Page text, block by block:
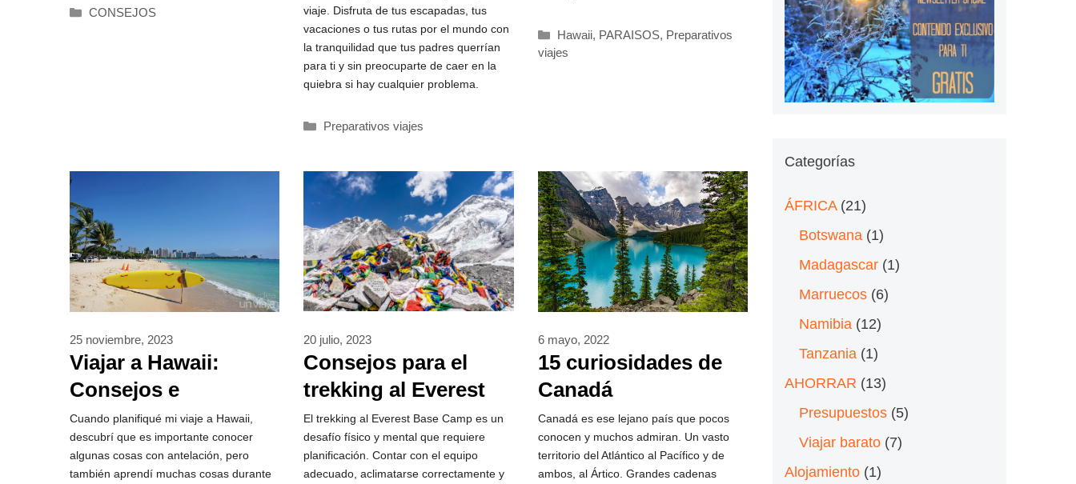
Categorías
CONSEJOS
viaje. Disfruta de tus escapadas, tus
vacaciones o tus rutas por el mundo con
la tranquilidad que tus padres querrían
para ti y sin preocuparte de caer en la
quiebra si hay cualquier problema.
Categorías
Preparativos viajes
Categorías
Hawaii, PARAISOS, Preparativos
viajes
Viajar a Hawaii:
Consejos e
información **2026**
25 noviembre, 2023
Cuando planifiqué mi viaje a Hawaii,
descubrí que es importante conocer
algunas cosas con antelación, pero
también aprendí muchas cosas durante
Consejos para el
trekking al Everest
Base Camp *2026*
20 julio, 2023
El trekking al Everest Base Camp es un
desafío físico y mental que requiere
planificación. Contar con el equipo
adecuado, aclimatarse correctamente y
15 curiosidades de
Canadá
SORPRENDENTES
6 mayo, 2022
Canadá es ese lejano país que pocos
conocen y muchos admiran. Un vasto
territorio del Atlántico al Pacífico y de
ambos, al Ártico. Grandes cadenas
Categorías
ÁFRICA(21)
Botswana (1)
Madagascar(1)
Marruecos(6)
Namibia (12)
Tanzania (1)
AHORRAR (13)
Presupuestos(5)
Viajar barato(7)
Alojamiento(1)